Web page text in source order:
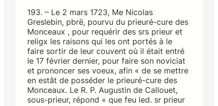
193. – Le 2 mars 1723, Me Nicolas
Greslebin, pbrë, pourvu du prieuré-cure des
Monceaux , pour requérir des srs prieur et
religx les raisons qui les ont portés à le
faire sortir de leur couvent où il était entré
le 17 février dernier, pour faire son noviciat
et prononcer ses voeux, afin « de se mettre
en estât de posséder le prieuré-cure des
Monceaux. Le R. P. Augustin de Callouet,
sous-prieur, répond « que feu led. sr prieur